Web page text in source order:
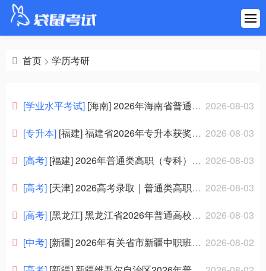
首页
建筑工程
财会金融
职业资格
学历考研
招聘信息
首页 > 学历考研
2026-08-03
[学业水平考试] [海南] 2026年海南省普通高中学业水平合格性考试成绩发布公告
2026-08-03
[专升本] [福建] 福建省2026年专升本获奖考生网上填报志愿样表下载
2026-08-03
[高考] [福建] 2026年普通类高职（专科）提前批征求志愿8月4日填报
2026-08-03
[高考] [天津] 2026高考录取｜普通类高职（专科）批次征询志愿录取结果可查，我市2026年普通高校招生录取工作顺利结束
2026-08-03
[高考] [黑龙江] 黑龙江省2026年普通高校招生普通类高职（专科）提前批B段录取最低分数线（二）
2026-08-02
[中考] [新疆] 2026年有关省市新疆中职班招生进入体检范围考生名单将于7月31日公布